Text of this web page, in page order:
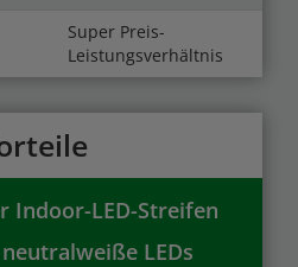
Super Preis-
Leistungsverhältnis
Indoor-LED-Streifen
LEDs